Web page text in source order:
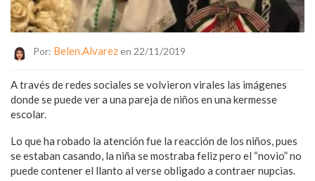
Por: Belen.alvarezen 22/11/2019
A través de redes sociales se volvieron virales las imágenes
donde se puede ver a una pareja de niños en una kermesse
escolar.
Lo que ha robado la atención fue la reacción de los niños, pues
se estaban casando, la niña se mostraba feliz pero el “novio” no
puede contener el llanto al verse obligado a contraer nupcias.